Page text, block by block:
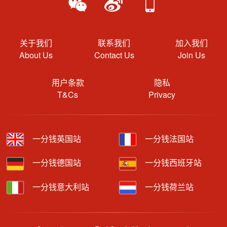
关于我们
About Us
联系我们
Contact Us
加入我们
Join Us
用户条款
T&Cs
隐私
Privacy
一分钱英国站 一分钱法国站
一分钱德国站 一分钱西班牙站
一分钱意大利站 一分钱荷兰站